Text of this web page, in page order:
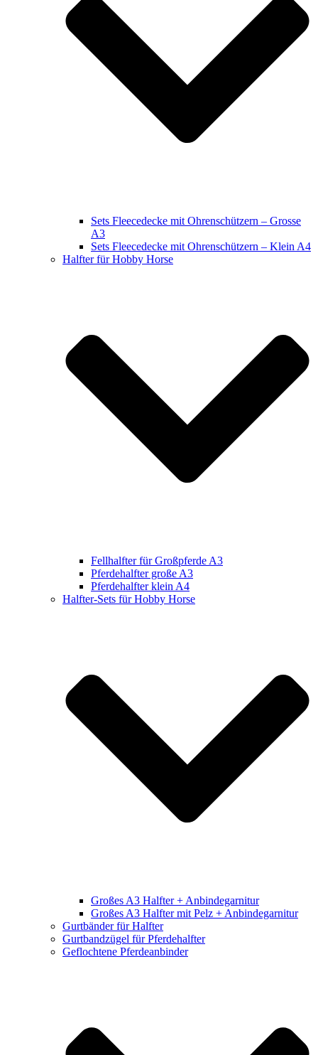
Sets Fleecedecke mit Ohrenschützern – Grosse
A3
Sets Fleecedecke mit Ohrenschützern – Klein A4
Halfter für Hobby Horse
Fellhalfter für Großpferde A3
Pferdehalfter große A3
Pferdehalfter klein A4
Halfter-Sets für Hobby Horse
Großes A3 Halfter + Anbindegarnitur
Großes A3 Halfter mit Pelz + Anbindegarnitur
Gurtbänder für Halfter
Gurtbandzügel für Pferdehalfter
Geflochtene Pferdeanbinder